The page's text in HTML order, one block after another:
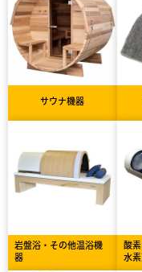
サウナ機器
岩盤浴・その他温浴機
器
酸
水素